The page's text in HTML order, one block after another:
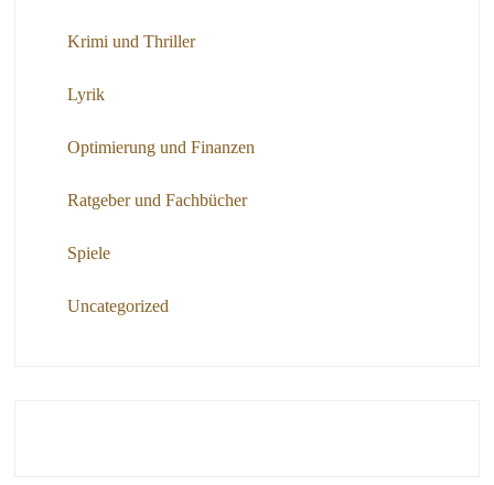
Krimi und Thriller
Lyrik
Optimierung und Finanzen
Ratgeber und Fachbücher
Spiele
Uncategorized